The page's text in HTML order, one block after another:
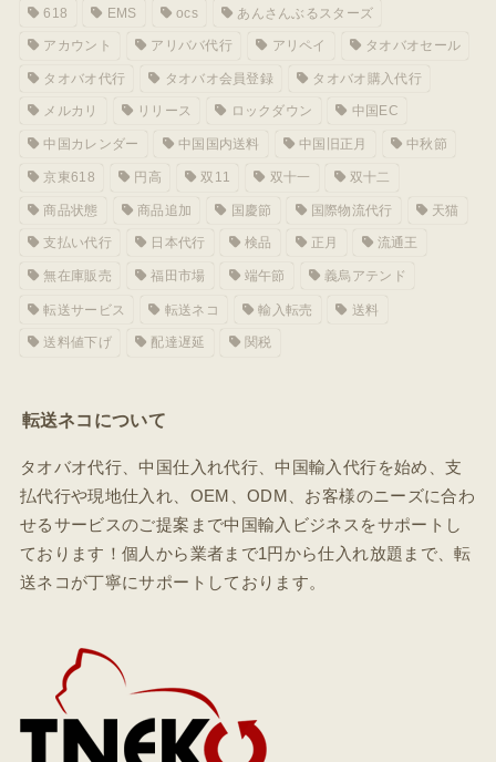
618 EMS ocs あんさんぶるスターズ
アカウント アリババ代行 アリペイ タオバオセール
タオバオ代行 タオバオ会員登録 タオバオ購入代行
メルカリ リリース ロックダウン 中国EC
中国カレンダー 中国国内送料 中国旧正月 中秋節
京東618 円高 双11 双十一 双十二
商品状態 商品追加 国慶節 国際物流代行 天猫
支払い代行 日本代行 検品 正月 流通王
無在庫販売 福田市場 端午節 義烏アテンド
転送サービス 転送ネコ 輸入転売 送料
送料値下げ 配達遅延 関税
転送ネコについて
タオバオ代行、中国仕入れ代行、中国輸入代行を始め、支
払代行や現地仕入れ、OEM、ODM、お客様のニーズに合わ
せるサービスのご提案まで中国輸入ビジネスをサポートし
ております！個人から業者まで1円から仕入れ放題まで、転
送ネコが丁寧にサポートしております。